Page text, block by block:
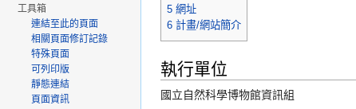
5 網址
6 計畫/網站簡介
執行單位
國立自然科學博物館資訊組
工具箱
連結至此的頁面
相關頁面修訂記錄
特殊頁面
可列印版
靜態連結
頁面資訊